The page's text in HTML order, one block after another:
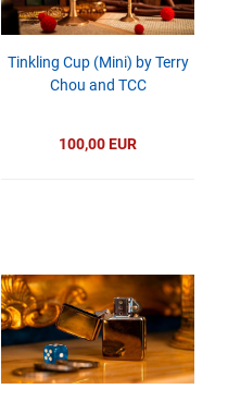
Tinkling Cup (Mini) by Terry
Chou and TCC
100,00 EUR